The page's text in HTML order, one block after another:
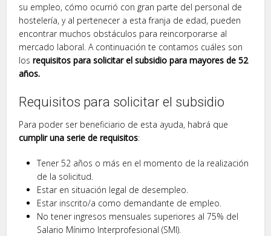
su empleo, cómo ocurrió con gran parte del personal de
hostelería, y al pertenecer a esta franja de edad, pueden
encontrar muchos obstáculos para reincorporarse al
mercado laboral. A continuación te contamos cuáles son
los requisitos para solicitar el subsidio para mayores de 52
años.
Requisitos para solicitar el subsidio
Para poder ser beneficiario de esta ayuda, habrá que
cumplir una serie de requisitos:
Tener 52 años o más en el momento de la realización
de la solicitud.
Estar en situación legal de desempleo.
Estar inscrito/a como demandante de empleo.
No tener ingresos mensuales superiores al 75% del
Salario Mínimo Interprofesional (SMI).